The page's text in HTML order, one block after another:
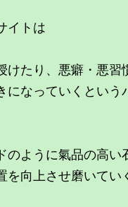
イトは
けたり、悪癖・悪習
になっていくという
のように氣品の高い
を向上させ磨いてい